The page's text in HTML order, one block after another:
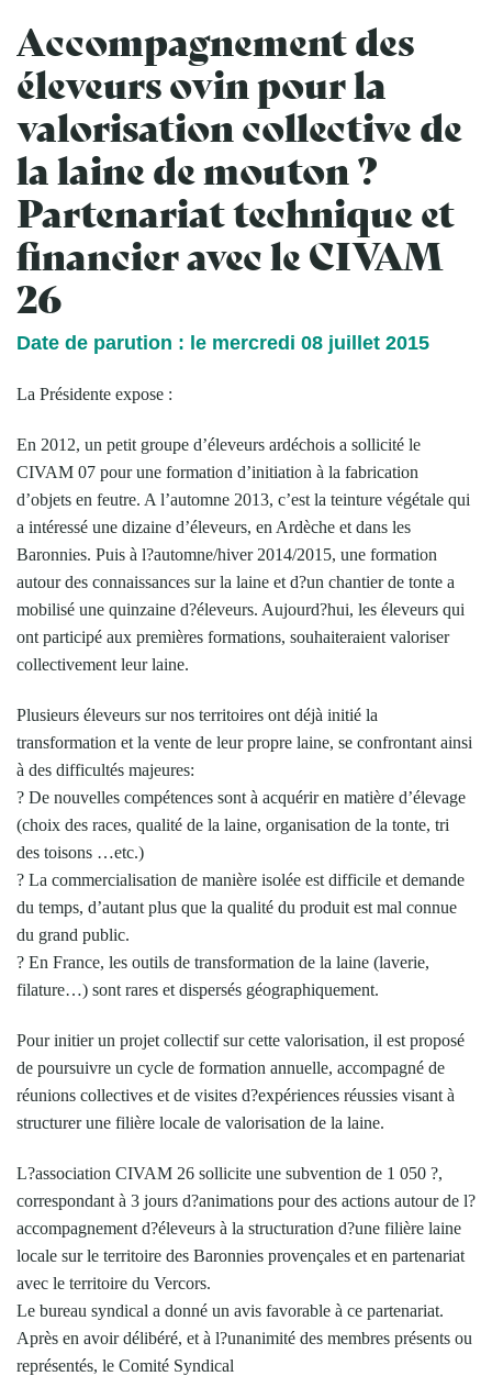
Accompagnement des
éleveurs ovin pour la
valorisation collective de
la laine de mouton ?
Partenariat technique et
financier avec le CIVAM
26
Date de parution : le mercredi 08 juillet 2015
La Présidente expose :
En 2012, un petit groupe d’éleveurs ardéchois a sollicité le
CIVAM 07 pour une formation d’initiation à la fabrication
d’objets en feutre. A l’automne 2013, c’est la teinture végétale qui
a intéressé une dizaine d’éleveurs, en Ardèche et dans les
Baronnies. Puis à l?automne/hiver 2014/2015, une formation
autour des connaissances sur la laine et d?un chantier de tonte a
mobilisé une quinzaine d?éleveurs. Aujourd?hui, les éleveurs qui
ont participé aux premières formations, souhaiteraient valoriser
collectivement leur laine.
Plusieurs éleveurs sur nos territoires ont déjà initié la
transformation et la vente de leur propre laine, se confrontant ainsi
à des difficultés majeures:
? De nouvelles compétences sont à acquérir en matière d’élevage
(choix des races, qualité de la laine, organisation de la tonte, tri
des toisons …etc.)
? La commercialisation de manière isolée est difficile et demande
du temps, d’autant plus que la qualité du produit est mal connue
du grand public.
? En France, les outils de transformation de la laine (laverie,
filature…) sont rares et dispersés géographiquement.
Pour initier un projet collectif sur cette valorisation, il est proposé
de poursuivre un cycle de formation annuelle, accompagné de
réunions collectives et de visites d?expériences réussies visant à
structurer une filière locale de valorisation de la laine.
L?association CIVAM 26 sollicite une subvention de 1 050 ?,
correspondant à 3 jours d?animations pour des actions autour de l?
accompagnement d?éleveurs à la structuration d?une filière laine
locale sur le territoire des Baronnies provençales et en partenariat
avec le territoire du Vercors.
Le bureau syndical a donné un avis favorable à ce partenariat.
Après en avoir délibéré, et à l?unanimité des membres présents ou
représentés, le Comité Syndical